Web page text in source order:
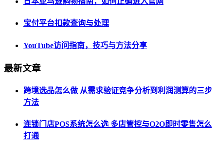
宝付平台扣款查询与处理
YouTube访问指南，技巧与方法分享
最新文章
跨境选品怎么做 从需求验证竞争分析到利润测算的三步
方法
连锁门店POS系统怎么选 多店管控与O2O即时零售怎么
打通